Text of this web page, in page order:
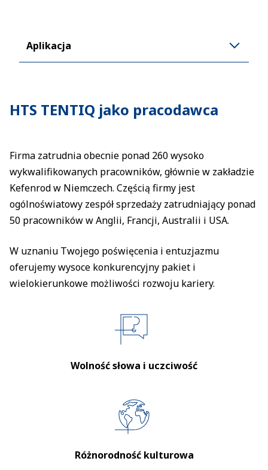
Aplikacja
HTS TENTIQ jako pracodawca
Firma zatrudnia obecnie ponad 260 wysoko
wykwalifikowanych pracowników, głównie w zakładzie
Kefenrod w Niemczech. Częścią firmy jest
ogólnoświatowy zespół sprzedaży zatrudniający ponad
50 pracowników w Anglii, Francji, Australii i USA.
W uznaniu Twojego poświęcenia i entuzjazmu
oferujemy wysoce konkurencyjny pakiet i
wielokierunkowe możliwości rozwoju kariery.
Wolność słowa i uczciwość
Różnorodność kulturowa